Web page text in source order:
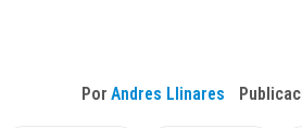
Por Andres Llinares